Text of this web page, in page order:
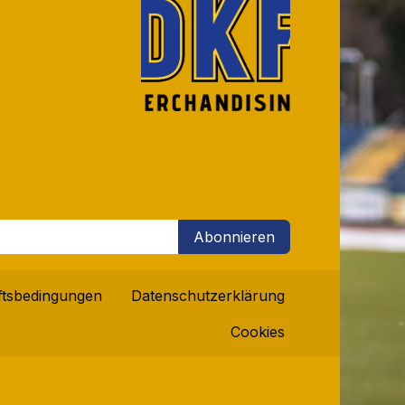
Abonnieren
Datenschutzerklärung
Cookies